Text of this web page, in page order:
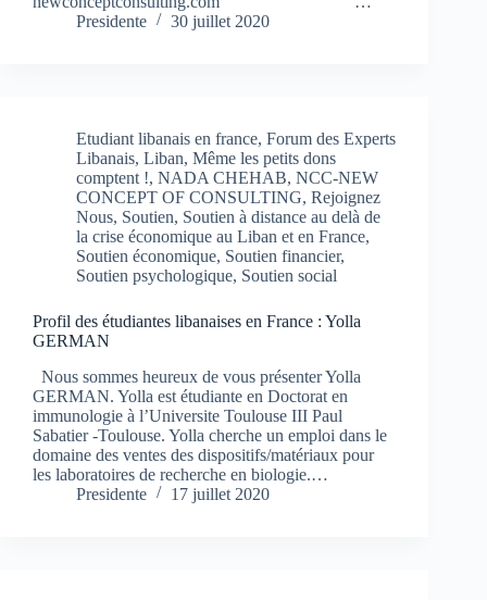
Presidente
30 juillet 2020
Etudiant libanais en france, Forum des Experts
Libanais, Liban, Même les petits dons
comptent !, NADA CHEHAB, NCC-NEW
CONCEPT OF CONSULTING, Rejoignez
Nous, Soutien, Soutien à distance au delà de
la crise économique au Liban et en France,
Soutien économique, Soutien financier,
Soutien psychologique, Soutien social
Profil des étudiantes libanaises en France : Yolla
GERMAN
Nous sommes heureux de vous présenter Yolla
GERMAN. Yolla est étudiante en Doctorat en
immunologie à l’Universite Toulouse III Paul
Sabatier -Toulouse. Yolla cherche un emploi dans le
domaine des ventes des dispositifs/matériaux pour
les laboratoires de recherche en biologie.…
Presidente
17 juillet 2020